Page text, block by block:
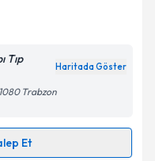
Tıp
Haritada Göster
Trabzon
Et